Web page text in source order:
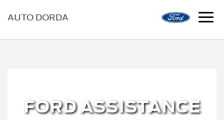
AUTO DORDA
FORD ASSISTANCE